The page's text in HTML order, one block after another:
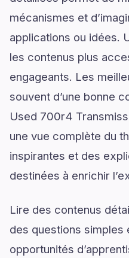
mécanismes et
applications ou idées.
les contenus plus
engageants. Les
souvent d’une bonne
Used 700r4
une vue complète du
inspirantes et des
destinées à enrichir
Lire des contenus
des questions simples
opportunités